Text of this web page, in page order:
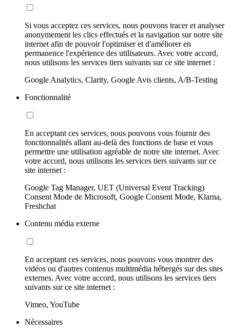
Si vous acceptez ces services, nous pouvons tracer et analyser
anonymement les clics effectués et la navigation sur notre site
internet afin de pouvoir l'optimiser et d'améliorer en
permanence l'expérience des utilisateurs. Avec votre accord,
nous utilisons les services tiers suivants sur ce site internet :
Google Analytics, Clarity, Google Avis clients, A/B-Testing
Fonctionnalité
En acceptant ces services, nous pouvons vous fournir des
fonctionnalités allant au-delà des fonctions de base et vous
permettre une utilisation agréable de notre site internet. Avec
votre accord, nous utilisons les services tiers suivants sur ce
site internet :
Google Tag Manager, UET (Universal Event Tracking)
Consent Mode de Microsoft, Google Consent Mode, Klarna,
Freshchat
Contenu média externe
En acceptant ces services, nous pouvons vous montrer des
vidéos ou d'autres contenus multimédia hébergés sur des sites
externes. Avec votre accord, nous utilisons les services tiers
suivants sur ce site internet :
Vimeo, YouTube
Nécessaires